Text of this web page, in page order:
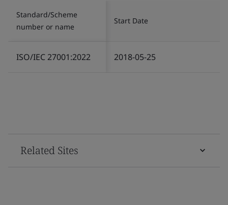
Standard/Scheme
number or name
Start Date
ISO/IEC 27001:2022 2018-05-25
Related Sites